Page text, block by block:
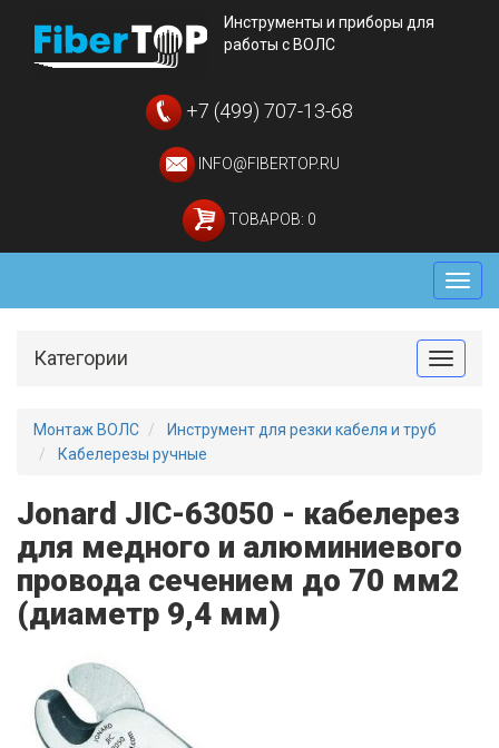
Инструменты и приборы для
работы с ВОЛС
+7 (499) 707-13-68
INFO@FIBERTOP.RU
ТОВАРОВ: 0
Меню
Toggle
Категории
Монтаж ВОЛС
Инструмент для резки кабеля и труб
Кабелерезы ручные
Jonard JIC-63050 - кабелерез
для медного и алюминиевого
провода сечением до 70 мм2
(диаметр 9,4 мм)